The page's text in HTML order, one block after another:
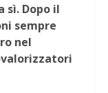
sì. Dopo il
sempre
nel